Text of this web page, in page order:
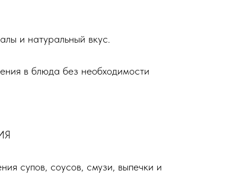
и натуральный вкус.
в блюда без необходимости
супов, соусов, смузи, выпечки и